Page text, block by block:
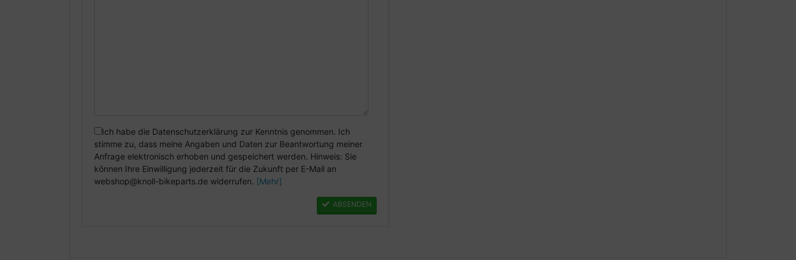
Ich habe die Datenschutzerklärung zur Kenntnis genommen. Ich
stimme zu, dass meine Angaben und Daten zur Beantwortung meiner
Anfrage elektronisch erhoben und gespeichert werden. Hinweis: Sie
können Ihre Einwilligung jederzeit für die Zukunft per E-Mail an
webshop@knoll-bikeparts.de widerrufen. [Mehr]
ABSENDEN